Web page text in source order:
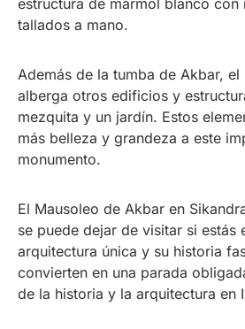
estructura de mármol blanco con
tallados a mano.
Además de la tumba de Akbar,
alberga otros edificios y
mezquita y un jardín. Estos
más belleza y grandeza a este
monumento.
El Mausoleo de Akbar en
se puede dejar de visitar si estás
arquitectura única y su historia
convierten en una parada
de la historia y la arquitectura en